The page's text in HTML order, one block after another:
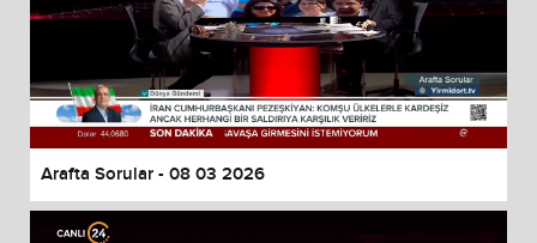
Arafta Sorular - 08 03 2026